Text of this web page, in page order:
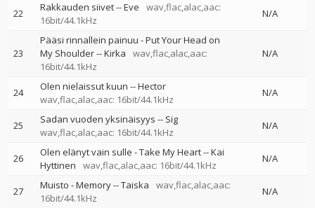
22 Rakkauden siivet--Eve
wav,flac,alac,aac:
16bit/44.1kHz
N/A
23
Pääsi rinnallein painuu - Put Your Head on
My Shoulder--Kirka
wav,flac,alac,aac:
16bit/44.1kHz
N/A
24 Olen nielaissut kuun --Hector
wav,flac,alac,aac: 16bit/44.1kHz
N/A
25 Sadan vuoden yksinäisyys -- Sig
wav,flac,alac,aac: 16bit/44.1kHz
N/A
26 Olen elänyt vain sulle - Take My Heart--Kai
Hyttinen
wav,flac,alac,aac: 16bit/44.1kHz
N/A
27 Muisto - Memory--Taiska
wav,flac,alac,aac:
16bit/44.1kHz
N/A